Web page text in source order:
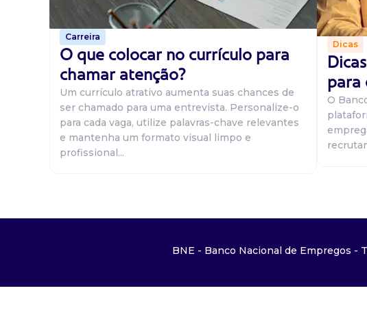
Carreira
O que colocar no currículo para
chamar atenção?
Um currículo atrativo aumenta suas chances de
ser chamado para uma entrevista. Personalize-o
para cada vaga, utilize palavras-chave relevantes
e mantenha um formato visual limpo e
profissional...
Dicas
para
O
BNE - Banco Nacional de Empregos -